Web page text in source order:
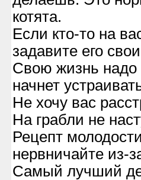
котята.
Если кто-то на
задавите его
Свою жизнь надо
начнет
Не хочу вас
На грабли не
Рецепт
нервничайте из-
Самый лучший